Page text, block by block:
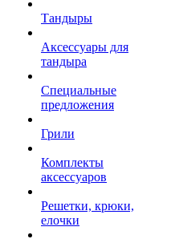
Тандыры
Аксессуары для
тандыра
Специальные
предложения
Грили
Комплекты
аксессуаров
Решетки, крюки,
елочки